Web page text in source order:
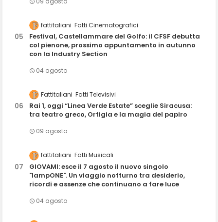
fattitaliani Fatti Cinematografici
Festival, Castellammare del Golfo: il CFSF debutta
col pienone, prossimo appuntamento in autunno
con la Industry Section
04 agosto
Fattitaliani Fatti Televisivi
Rai 1, oggi “Linea Verde Estate” sceglie Siracusa:
tra teatro greco, Ortigia e la magia del papiro
09 agosto
fattitaliani Fatti Musicali
GIOVAMI: esce il 7 agosto il nuovo singolo
"lampONE". Un viaggio notturno tra desiderio,
ricordi e assenze che continuano a fare luce
04 agosto